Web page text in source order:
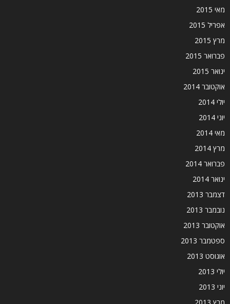
מאי 2015
אפריל 2015
מרץ 2015
פברואר 2015
ינואר 2015
אוקטובר 2014
יולי 2014
יוני 2014
מאי 2014
מרץ 2014
פברואר 2014
ינואר 2014
דצמבר 2013
נובמבר 2013
אוקטובר 2013
ספטמבר 2013
אוגוסט 2013
יולי 2013
יוני 2013